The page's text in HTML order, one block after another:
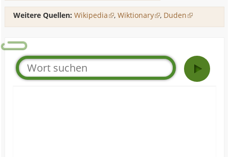
Weitere Quellen: Wikipedia ,Wiktionary , Duden